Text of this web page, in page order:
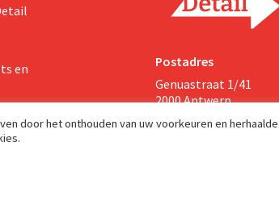
en
Postadres
Genuastraat 1/41
2000 Antwerp
door het onthouden van uw voorkeuren en